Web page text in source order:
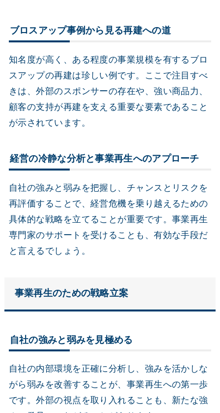
ブロスアップ事例から見る再建への道
知名度が高く、ある程度の事業規模を有するブロ
スアップの再建は珍しい例です。ここで注目すべ
きは、外部のスポンサーの存在や、強い商品力、
顧客の支持が再建を支える重要な要素であること
が示されています。
経営の冷静な分析と事業再生へのアプローチ
自社の強みと弱みを把握し、チャンスとリスクを
再評価することで、経営危機を乗り越えるための
具体的な戦略を立てることが重要です。事業再生
専門家のサポートを受けることも、有効な手段だ
と言えるでしょう。
事業再生のための戦略立案
自社の強みと弱みを見極める
自社の内部環境を正確に分析し、強みを活かしな
がら弱みを改善することが、事業再生への第一歩
です。外部の視点を取り入れることも、新たな強